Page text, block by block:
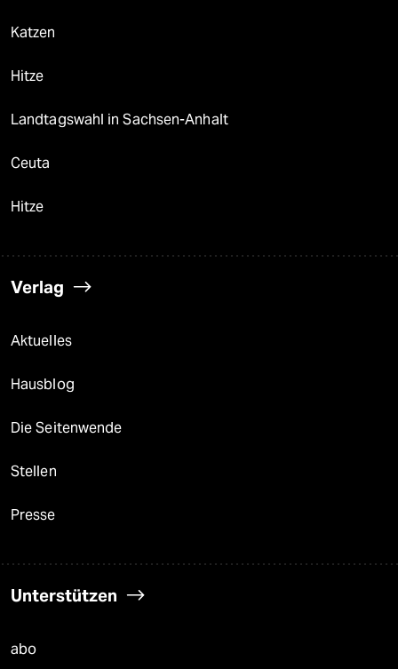
Katzen
Hitze
Landtagswahl in Sachsen-Anhalt
Ceuta
Hitze
Verlag
Aktuelles
Hausblog
Die Seitenwende
Stellen
Presse
Unterstützen
abo